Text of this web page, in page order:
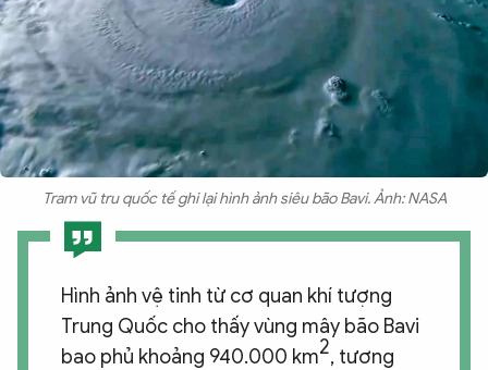
Trạm vũ trụ quốc tế ghi lại hình ảnh siêu bão Bavi. Ảnh: NASA
Hình ảnh vệ tinh từ cơ quan khí tượng
Trung Quốc cho thấy vùng mây bão Bavi
bao phủ khoảng 940.000 km2, tương